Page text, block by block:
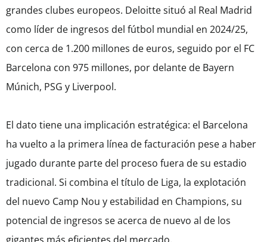
grandes clubes europeos. Deloitte situó al Real Madrid
como líder de ingresos del fútbol mundial en 2024/25,
con cerca de 1.200 millones de euros, seguido por el FC
Barcelona con 975 millones, por delante de Bayern
Múnich, PSG y Liverpool.
El dato tiene una implicación estratégica: el Barcelona
ha vuelto a la primera línea de facturación pese a haber
jugado durante parte del proceso fuera de su estadio
tradicional. Si combina el título de Liga, la explotación
del nuevo Camp Nou y estabilidad en Champions, su
potencial de ingresos se acerca de nuevo al de los